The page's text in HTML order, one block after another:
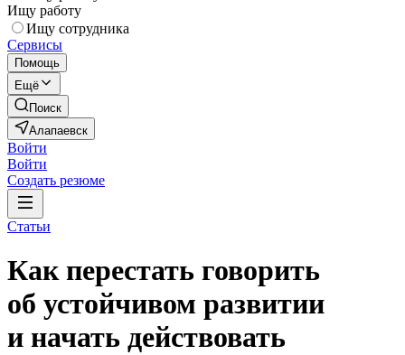
Ищу работу
Ищу сотрудника
Сервисы
Помощь
Ещё
Поиск
Алапаевск
Войти
Войти
Создать резюме
Статьи
Как перестать говорить
об устойчивом развитии
и начать действовать